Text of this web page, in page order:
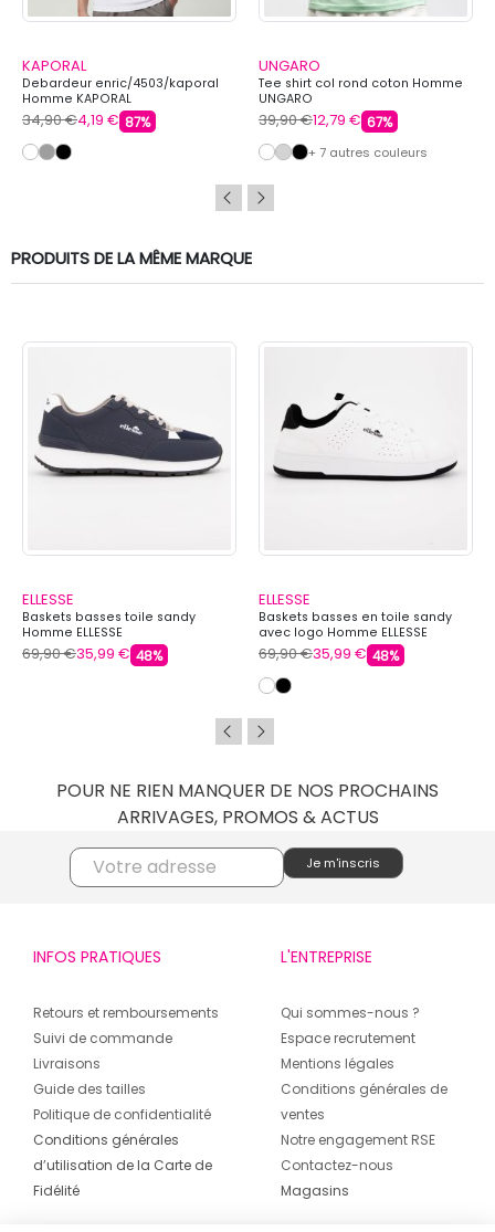
KAPORAL
Debardeur enric/4503/kaporal
Homme KAPORAL
34,90 €4,19 € 87%
UNGARO
Tee shirt col rond coton Homme
UNGARO
39,90 €12,79 € 67%
+ 7 autres couleurs
PRODUITS DE LA MÊME MARQUE
ELLESSE
Baskets basses toile sandy
Homme ELLESSE
69,90 €35,99 € 48%
ELLESSE
Baskets basses en toile sandy
avec logo Homme ELLESSE
69,90 €35,99 € 48%
POUR NE RIEN MANQUER DE NOS PROCHAINS
ARRIVAGES, PROMOS & ACTUS
INFOS PRATIQUES
Retours et remboursements
Suivi de commande
Livraisons
Guide des tailles
Politique de confidentialité
Conditions générales
d’utilisation de la Carte de
Fidélité
L'ENTREPRISE
Qui sommes-nous ?
Espace recrutement
Mentions légales
Conditions générales de
ventes
Notre engagement RSE
Contactez-nous
Magasins